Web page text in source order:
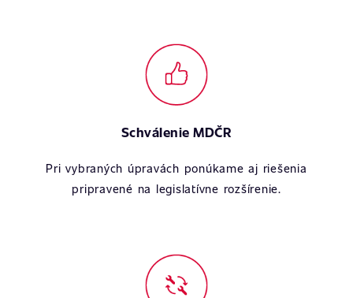
Schválenie MDČR
Pri vybraných úpravách ponúkame aj riešenia
pripravené na legislatívne rozšírenie.